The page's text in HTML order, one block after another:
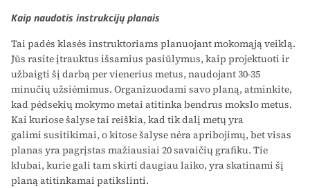
Kaip naudotis instrukcijų planais
Tai padės klasės instruktoriams planuojant mokomąją veiklą.
Jūs rasite įtrauktus išsamius pasiūlymus, kaip projektuoti ir
užbaigti šį darbą per vienerius metus, naudojant 30-35
minučių užsiėmimus. Organizuodami savo planą, atminkite,
kad pėdsekių mokymo metai atitinka bendrus mokslo metus.
Kai kuriose šalyse tai reiškia, kad tik dalį metų yra
galimi susitikimai, o kitose šalyse nėra apribojimų, bet visas
planas yra pagrįstas mažiausiai 20 savaičių grafiku. Tie
klubai, kurie gali tam skirti daugiau laiko, yra skatinami šį
planą atitinkamai patikslinti.